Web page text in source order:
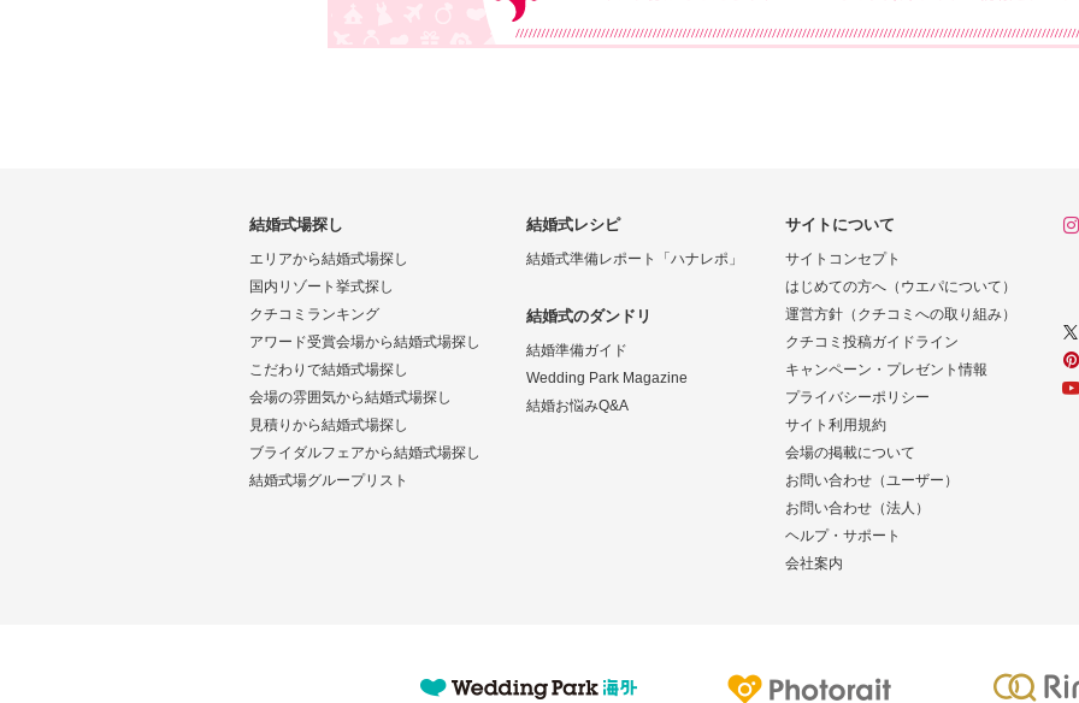
結婚式場探し
エリアから結婚式場探し
国内リゾート挙式探し
クチコミランキング
アワード受賞会場から結婚式場探し
こだわりで結婚式場探し
会場の雰囲気から結婚式場探し
見積りから結婚式場探し
ブライダルフェアから結婚式場探し
結婚式場グループリスト
結婚式レシピ
結婚式準備レポート「ハナレポ」
結婚式のダンドリ
結婚準備ガイド
Wedding Park Magazine
結婚お悩みQ&A
サイトについて
サイトコンセプト
はじめての方へ（ウエパについて）
運営方針（クチコミへの取り組み）
クチコミ投稿ガイドライン
キャンペーン・プレゼント情報
プライバシーポリシー
サイト利用規約
会場の掲載について
お問い合わせ（ユーザー）
お問い合わせ（法人）
ヘルプ・サポート
会社案内